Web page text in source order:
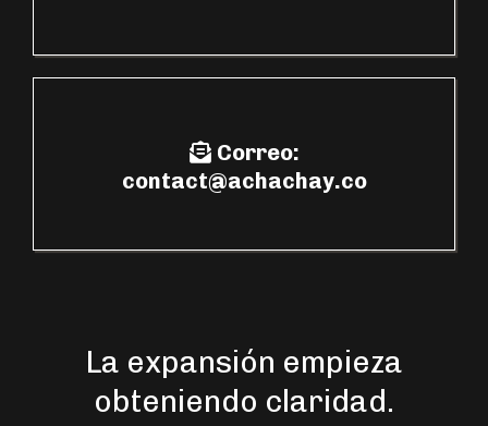
Correo:
contact@achachay.co
La expansión empieza
obteniendo claridad.